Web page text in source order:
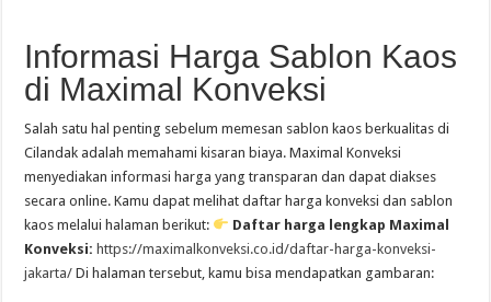
Informasi Harga Sablon Kaos
di Maximal Konveksi
Salah satu hal penting sebelum memesan sablon kaos berkualitas di
Cilandak adalah memahami kisaran biaya. Maximal Konveksi
menyediakan informasi harga yang transparan dan dapat diakses
secara online. Kamu dapat melihat daftar harga konveksi dan sablon
kaos melalui halaman berikut:
Daftar harga lengkap Maximal
Konveksi: https://maximalkonveksi.co.id/daftar-harga-konveksi-
jakarta/ Di halaman tersebut, kamu bisa mendapatkan gambaran: